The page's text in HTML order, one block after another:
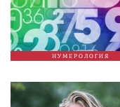
НУМЕРОЛОГИЯ